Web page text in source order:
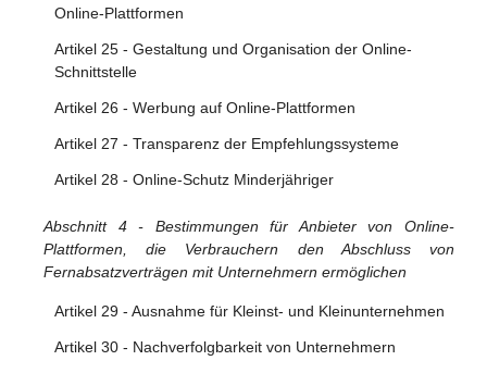
Online-Plattformen
Artikel 25 - Gestaltung und Organisation der Online-
Schnittstelle
Artikel 26 - Werbung auf Online-Plattformen
Artikel 27 - Transparenz der Empfehlungssysteme
Artikel 28 - Online-Schutz Minderjähriger
Abschnitt 4 - Bestimmungen für Anbieter von Online-
Plattformen, die Verbrauchern den Abschluss von
Fernabsatzverträgen mit Unternehmern ermöglichen
Artikel 29 - Ausnahme für Kleinst- und Kleinunternehmen
Artikel 30 - Nachverfolgbarkeit von Unternehmern